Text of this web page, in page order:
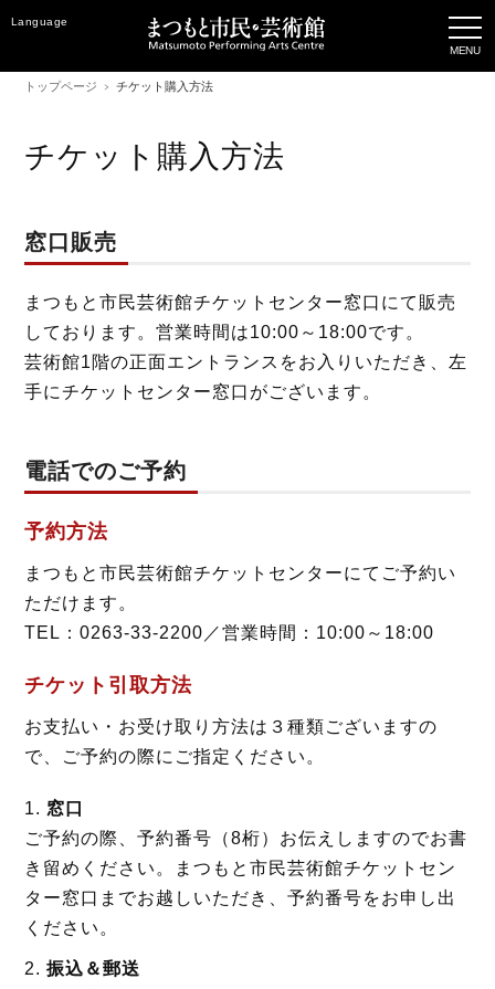
Language
トップページ チケット購入方法
チケット購入方法
窓口販売
まつもと市民芸術館チケットセンター窓口にて販売
しております。営業時間は10:00～18:00です。
芸術館1階の正面エントランスをお入りいただき、左
手にチケットセンター窓口がございます。
電話でのご予約
予約方法
まつもと市民芸術館チケットセンターにてご予約い
ただけます。
TEL：0263-33-2200／営業時間：10:00～18:00
チケット引取方法
お支払い・お受け取り方法は３種類ございますの
で、ご予約の際にご指定ください。
窓口
ご予約の際、予約番号（8桁）お伝えしますのでお書
き留めください。まつもと市民芸術館チケットセン
ター窓口までお越しいただき、予約番号をお申し出
ください。
振込＆郵送